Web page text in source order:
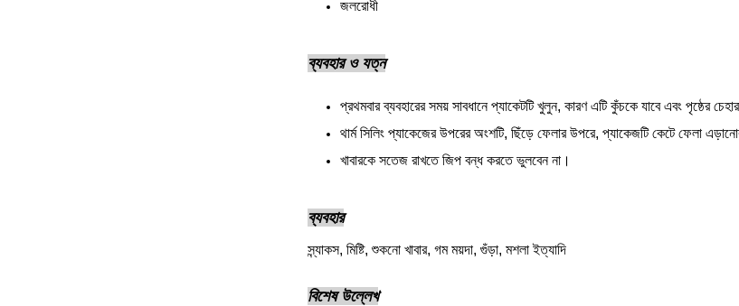
জলরোধী
ব্যবহার ও যত্ন
প্রথমবার ব্যবহারের সময় সাবধানে প্যাকেটটি খুলুন, কারণ এটি কুঁচকে যাবে এবং পৃষ্ঠের
থার্ম সিলিং প্যাকেজের উপরের অংশটি, ছিঁড়ে ফেলার উপরে, প্যাকেজটি কেটে ফেলা
খাবারকে সতেজ রাখতে জিপ বন্ধ করতে ভুলবেন না।
ব্যবহার
স্ন্যাকস, মিষ্টি, শুকনো খাবার, গম ময়দা, গুঁড়া, মশলা ইত্যাদি
বিশেষ উল্লেখ